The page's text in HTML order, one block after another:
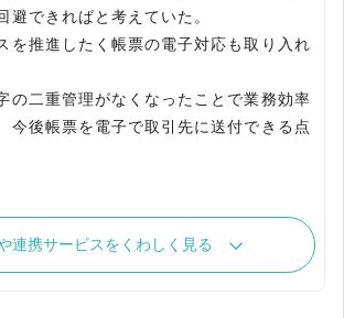
避できればと考えていた。
を推進したく帳票の電子対応も取り入れ
の二重管理がなくなったことで業務効率
今後帳票を電子で取引先に送付できる点
連携サービスをくわしく見る